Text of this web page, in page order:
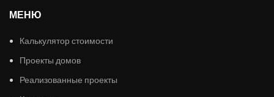
МЕНЮ
Калькулятор стоимости
Проекты домов
Реализованные проекты